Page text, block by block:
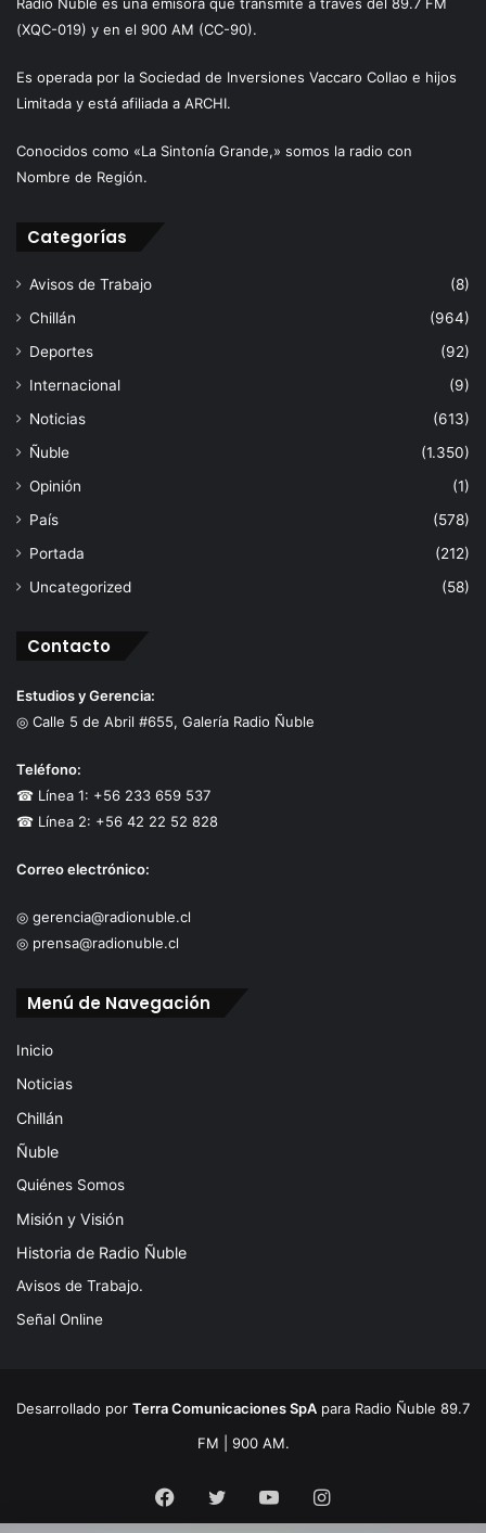
(XQC-019) y en el 900 AM (CC-90).
Es operada por la Sociedad de Inversiones Vaccaro Collao e hijos
Limitada y está afiliada a ARCHI.
Conocidos como «La Sintonía Grande,» somos la radio con
Nombre de Región.
Categorías
Avisos de Trabajo
(8)
Chillán
(964)
Deportes
(92)
Internacional
(9)
Noticias
(613)
Ñuble
(1.350)
Opinión
(1)
País
(578)
Portada
(212)
Uncategorized
(58)
Contacto
Estudios y Gerencia:
◎ Calle 5 de Abril #655, Galería Radio Ñuble
Teléfono:
☎ Línea 1: +56 233 659 537
☎ Línea 2: +56 42 22 52 828
Correo electrónico:
◎ gerencia@radionuble.cl
◎ prensa@radionuble.cl
Menú de Navegación
Inicio
Noticias
Chillán
Ñuble
Quiénes Somos
Misión y Visión
Historia de Radio Ñuble
Avisos de Trabajo.
Señal Online
Desarrollado por Terra Comunicaciones SpA para Radio Ñuble 89.7
FM | 900 AM.
Facebook
Twitter YouTubeInstagram